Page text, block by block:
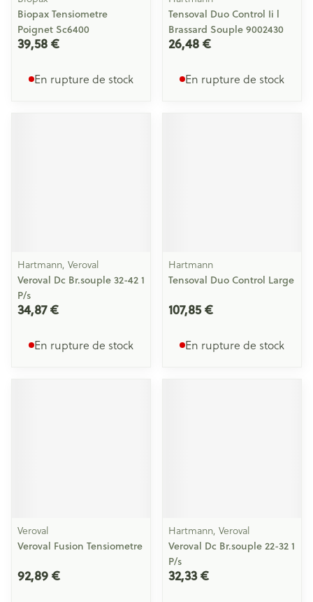
Biopax Tensiometre
Poignet Sc6400
39,58 €
En rupture de stock
Tensoval Duo Control Ii l
Brassard Souple 9002430
26,48 €
En rupture de stock
Hartmann, Veroval
Veroval Dc Br.souple 32-42 1
P/s
34,87 €
En rupture de stock
Hartmann
Tensoval Duo Control Large
107,85 €
En rupture de stock
Veroval
Veroval Fusion Tensiometre
92,89 €
Hartmann, Veroval
Veroval Dc Br.souple 22-32 1
P/s
32,33 €